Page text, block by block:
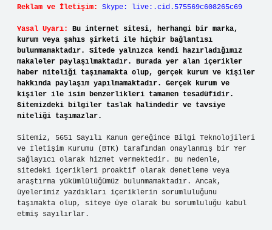
Reklam ve İletişim: Skype: live:.cid.575569c608265c69
Yasal Uyarı:
Bu internet sitesi, herhangi bir marka,
kurum veya şahıs şirketi ile hiçbir bağlantısı
bulunmamaktadır. Sitede yalnızca kendi hazırladığımız
makaleler paylaşılmaktadır. Burada yer alan içerikler
haber niteliği taşımamakta olup, gerçek kurum ve kişiler
hakkında paylaşım yapılmamaktadır. Gerçek kurum ve
kişiler ile isim benzerlikleri tamamen tesadüfidir.
Sitemizdeki bilgiler taslak halindedir ve tavsiye
niteliği taşımazlar.
Sitemiz, 5651 Sayılı Kanun gereğince Bilgi Teknolojileri
ve İletişim Kurumu (BTK) tarafından onaylanmış bir Yer
Sağlayıcı olarak hizmet vermektedir. Bu nedenle,
sitedeki içerikleri proaktif olarak denetleme veya
araştırma yükümlülüğümüz bulunmamaktadır. Ancak,
üyelerimiz yazdıkları içeriklerin sorumluluğunu
taşımakta olup, siteye üye olarak bu sorumluluğu kabul
etmiş sayılırlar.